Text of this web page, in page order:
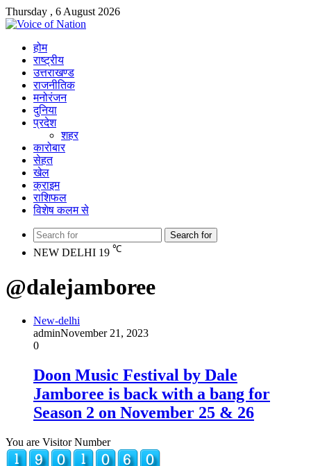
Thursday , 6 August 2026
होम
राष्ट्रीय
उत्तराखण्ड
राजनीतिक
मनोरंजन
दुनिया
प्रदेश
शहर
कारोबार
सेहत
खेल
क्राइम
राशिफल
विशेष कलम से
Search for
NEW DELHI 19 ℃
@dalejamboree
New-delhi
adminNovember 21, 2023
0
Doon Music Festival by Dale
Jamboree is back with a bang for
Season 2 on November 25 & 26
You are Visitor Number